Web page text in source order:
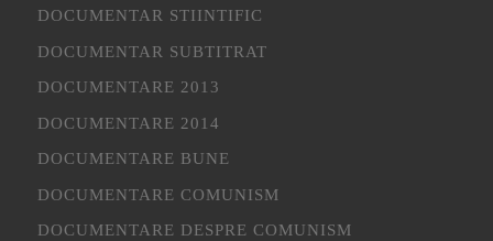
DOCUMENTAR STIINTIFIC
DOCUMENTAR SUBTITRAT
DOCUMENTARE 2013
DOCUMENTARE 2014
DOCUMENTARE BUNE
DOCUMENTARE COMUNISM
DOCUMENTARE DESPRE COMUNISM